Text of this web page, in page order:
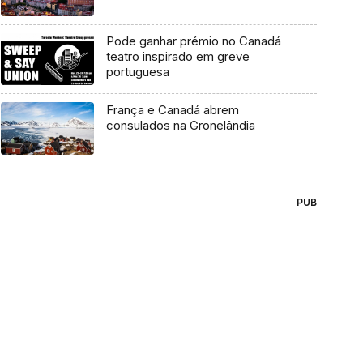
Pode ganhar prémio no Canadá
teatro inspirado em greve
portuguesa
França e Canadá abrem
consulados na Gronelândia
PUB